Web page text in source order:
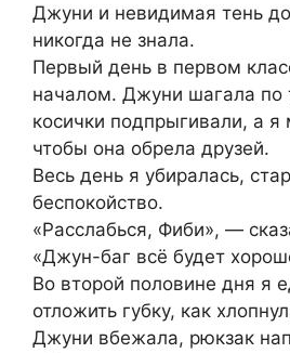
Джуни и невидимая тень
никогда не знала.
Первый день в первом
началом. Джуни шагала по
косички подпрыгивали, а я
чтобы она обрела друзей.
Весь день я убиралась,
беспокойство.
«Расслабься, Фиби», —
«Джун-баг всё будет
Во второй половине дня я
отложить губку, как
Джуни вбежала, рюкзак